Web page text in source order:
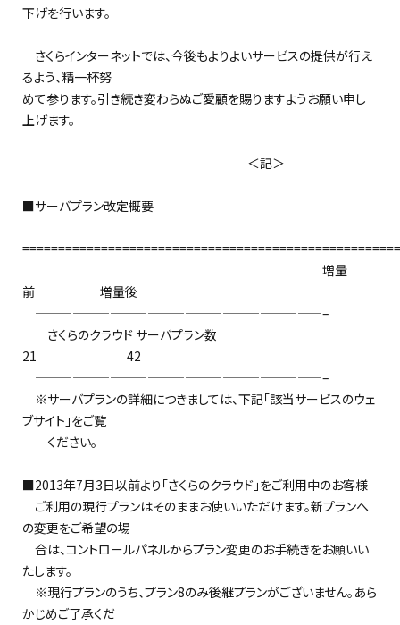
下げを行います。
さくらインターネットでは、今後もよりよいサービスの提供が行え
るよう、精一杯努
めて参ります。引き続き変わらぬご愛顧を賜りますようお願い申し
上げます。
＜記＞
■サーバプラン改定概要
増量
前 増量後
———————————————————————–
さくらのクラウド サーバプラン数
21 42
———————————————————————–
※サーバプランの詳細につきましては、下記「該当サービスのウェ
ブサイト」をご覧
ください。
■2013年7月3日以前より「さくらのクラウド」をご利用中のお客様
ご利用の現行プランはそのままお使いいただけます。新プランへ
の変更をご希望の場
合は、コントロールパネルからプラン変更のお手続きをお願いい
たします。
※現行プランのうち、プラン8のみ後継プランがございません。あら
かじめご了承くだ